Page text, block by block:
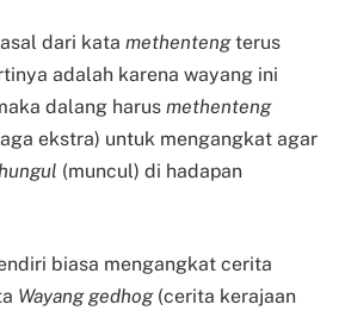
dari kata methentengterus
adalah karena wayang ini
dalang harus methenteng
ekstra) untuk mengangkat agar
(muncul) di hadapan
biasa mengangkat cerita
Wayang gedhog(cerita kerajaan